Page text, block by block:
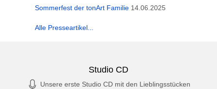
Sommerfest der tonArt Familie 14.06.2025
Alle Presseartikel...
Studio CD
Unsere erste Studio CD mit den Lieblingsstücken